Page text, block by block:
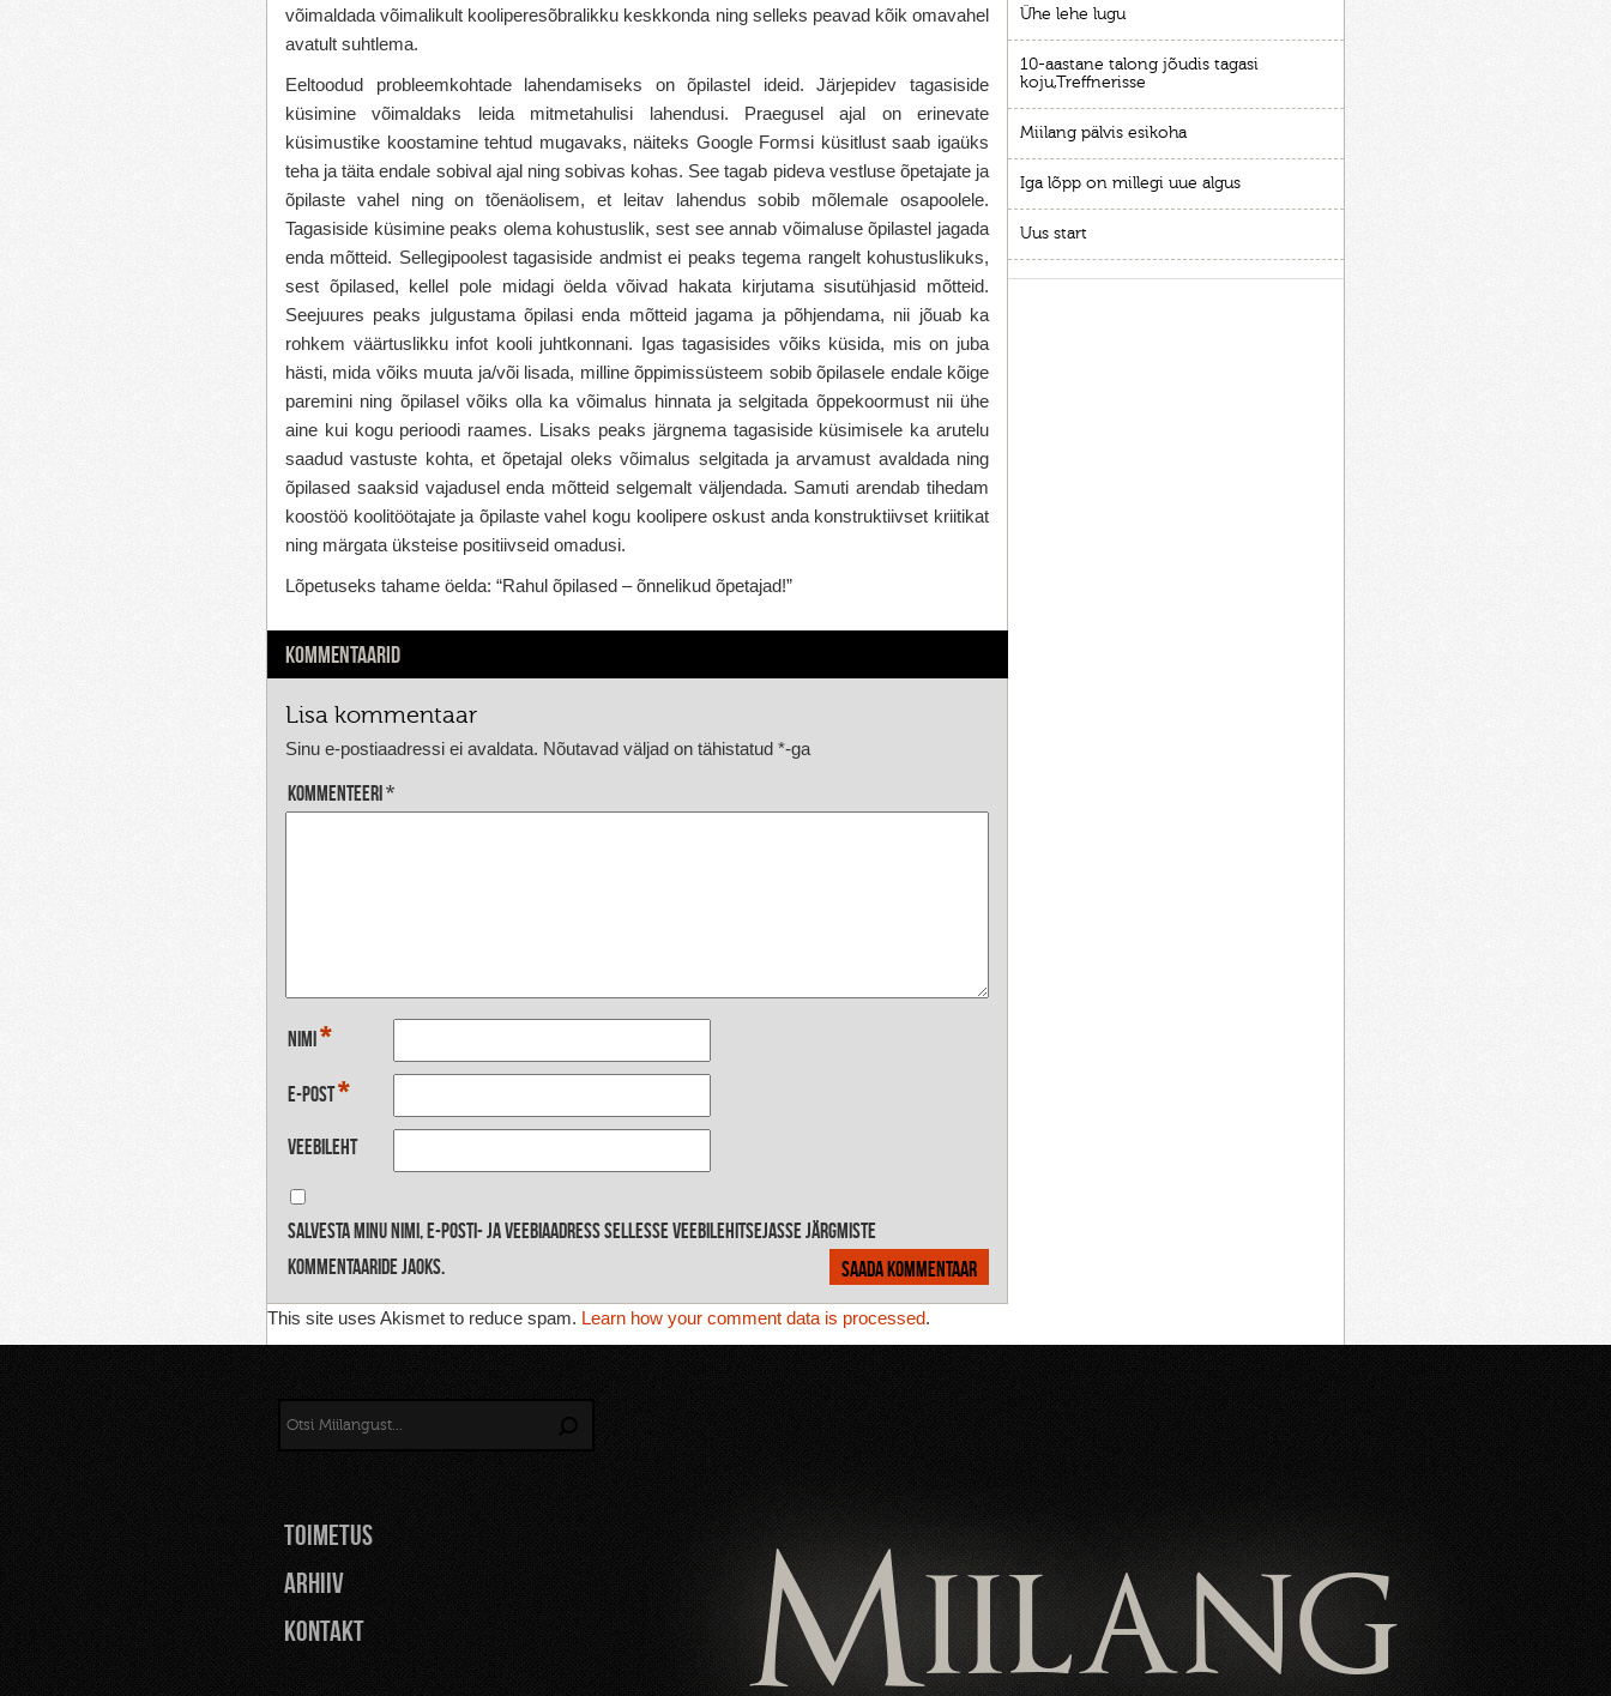
võimaldada võimalikult kooliperesõbralikku keskkonda ning selleks peavad kõik omavahel
avatult suhtlema.
Eeltoodud probleemkohtade lahendamiseks on õpilastel ideid. Järjepidev tagasiside
küsimine võimaldaks leida mitmetahulisi lahendusi. Praegusel ajal on erinevate
küsimustike koostamine tehtud mugavaks, näiteks Google Formsi küsitlust saab igaüks
teha ja täita endale sobival ajal ning sobivas kohas. See tagab pideva vestluse õpetajate ja
õpilaste vahel ning on tõenäolisem, et leitav lahendus sobib mõlemale osapoolele.
Tagasiside küsimine peaks olema kohustuslik, sest see annab võimaluse õpilastel jagada
enda mõtteid. Sellegipoolest tagasiside andmist ei peaks tegema rangelt kohustuslikuks,
sest õpilased, kellel pole midagi öelda võivad hakata kirjutama sisutühjasid mõtteid.
Seejuures peaks julgustama õpilasi enda mõtteid jagama ja põhjendama, nii jõuab ka
rohkem väärtuslikku infot kooli juhtkonnani. Igas tagasisides võiks küsida, mis on juba
hästi, mida võiks muuta ja/või lisada, milline õppimissüsteem sobib õpilasele endale kõige
paremini ning õpilasel võiks olla ka võimalus hinnata ja selgitada õppekoormust nii ühe
aine kui kogu perioodi raames. Lisaks peaks järgnema tagasiside küsimisele ka arutelu
saadud vastuste kohta, et õpetajal oleks võimalus selgitada ja arvamust avaldada ning
õpilased saaksid vajadusel enda mõtteid selgemalt väljendada. Samuti arendab tihedam
koostöö koolitöötajate ja õpilaste vahel kogu koolipere oskust anda konstruktiivset kriitikat
ning märgata üksteise positiivseid omadusi.
Lõpetuseks tahame öelda: “Rahul õpilased – õnnelikud õpetajad!”
Ühe lehe lugu
10-aastane talong jõudis tagasi
koju,Treffnerisse
Miilang pälvis esikoha
Iga lõpp on millegi uue algus
Uus start
KOMMENTAARID
Lisa kommentaar
Sinu e-postiaadressi ei avaldata. Nõutavad väljad on tähistatud *-ga
Kommenteeri*
Nimi*
E-post*
Veebileht
Salvesta minu nimi, e-posti- ja veebiaadress sellesse veebilehitsejasse järgmiste
kommentaaride jaoks.
This site uses Akismet to reduce spam. Learn how your comment data is processed.
TOIMETUS
Arhiiv
Kontakt